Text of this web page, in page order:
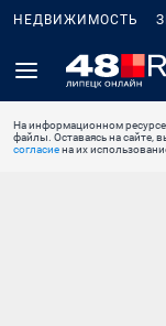
НЕДВИЖИМОСТЬ
На информационном
файлы. Оставаясь на сайте,
согласиена их